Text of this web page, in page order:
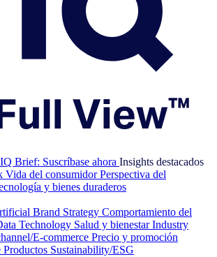
Brief: Suscríbase ahora Insights destacados
Vida del consumidor Perspectiva del
y bienes duraderos
Brand Strategy Comportamiento del
Technology Salud y bienestar Industry
E-commerce Precio y promoción
Sustainability/ESG